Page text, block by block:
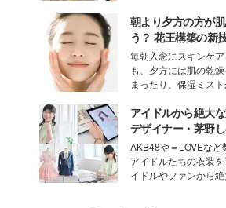
ションの完成度を高め
して、“髪そのものの美
めて注目する人が増え
子。今回は、そんな憧
な髪を日常で叶える
女性たちのヘアケア
ます。
朝より夕方の方が
う？ 花王構築の新
ーターキャプチャリ
ン（捕水肌）」が
の常識を変える予感
毎朝入念にスキンケ
も、夕方には肌の乾
まったり、保湿ミス
な美容の常識を大き
性を秘めた、革新的
Capturing Skin（ウォ
プチャリングスキン：
技術を、花王が構築し
アイドルから絶大
デザイナー・茅野
愛い”を作る美学＜
クロスシー」イン
AKB48や＝LOVEなど
アイドルたちの衣装
イドルやファンから